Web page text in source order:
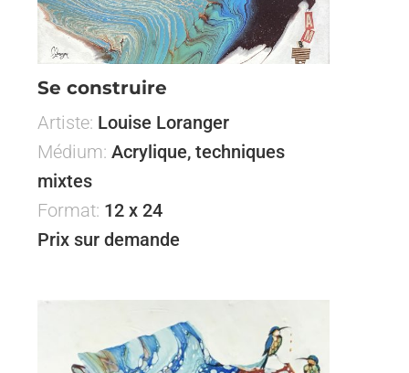
Se construire
Artiste: Louise Loranger
Médium: Acrylique, techniques
mixtes
Format: 12 x 24
Prix sur demande